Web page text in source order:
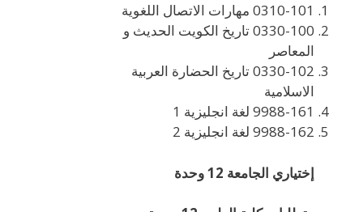
0310-101 مهارات الاتصال اللغوية
0330-100 تاريخ الكويت الحديث و
المعاصر
0330-102 تاريخ الحضارة العربية
الاسلامية
9988-161 لغة انجليزية 1
9988-162 لغة انجليزية 2
إختياري الجامعة 12 وحدة